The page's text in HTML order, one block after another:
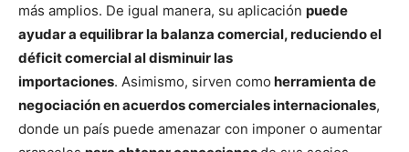
más amplios. De igual manera, su aplicación puede
ayudar a equilibrar la balanza comercial, reduciendo el
déficit comercial al disminuir las
importaciones. Asimismo, sirven como herramienta de
negociación en acuerdos comerciales internacionales,
donde un país puede amenazar con imponer o aumentar